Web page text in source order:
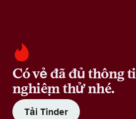
Có vẻ đã đủ thông
nghiệm thử nhé.
Tải Tinder